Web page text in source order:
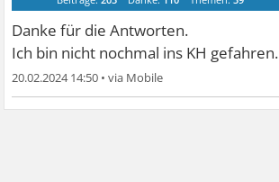
Danke für die Antworten.
Ich bin nicht nochmal ins KH gefahren.
20.02.2024 14:50 •